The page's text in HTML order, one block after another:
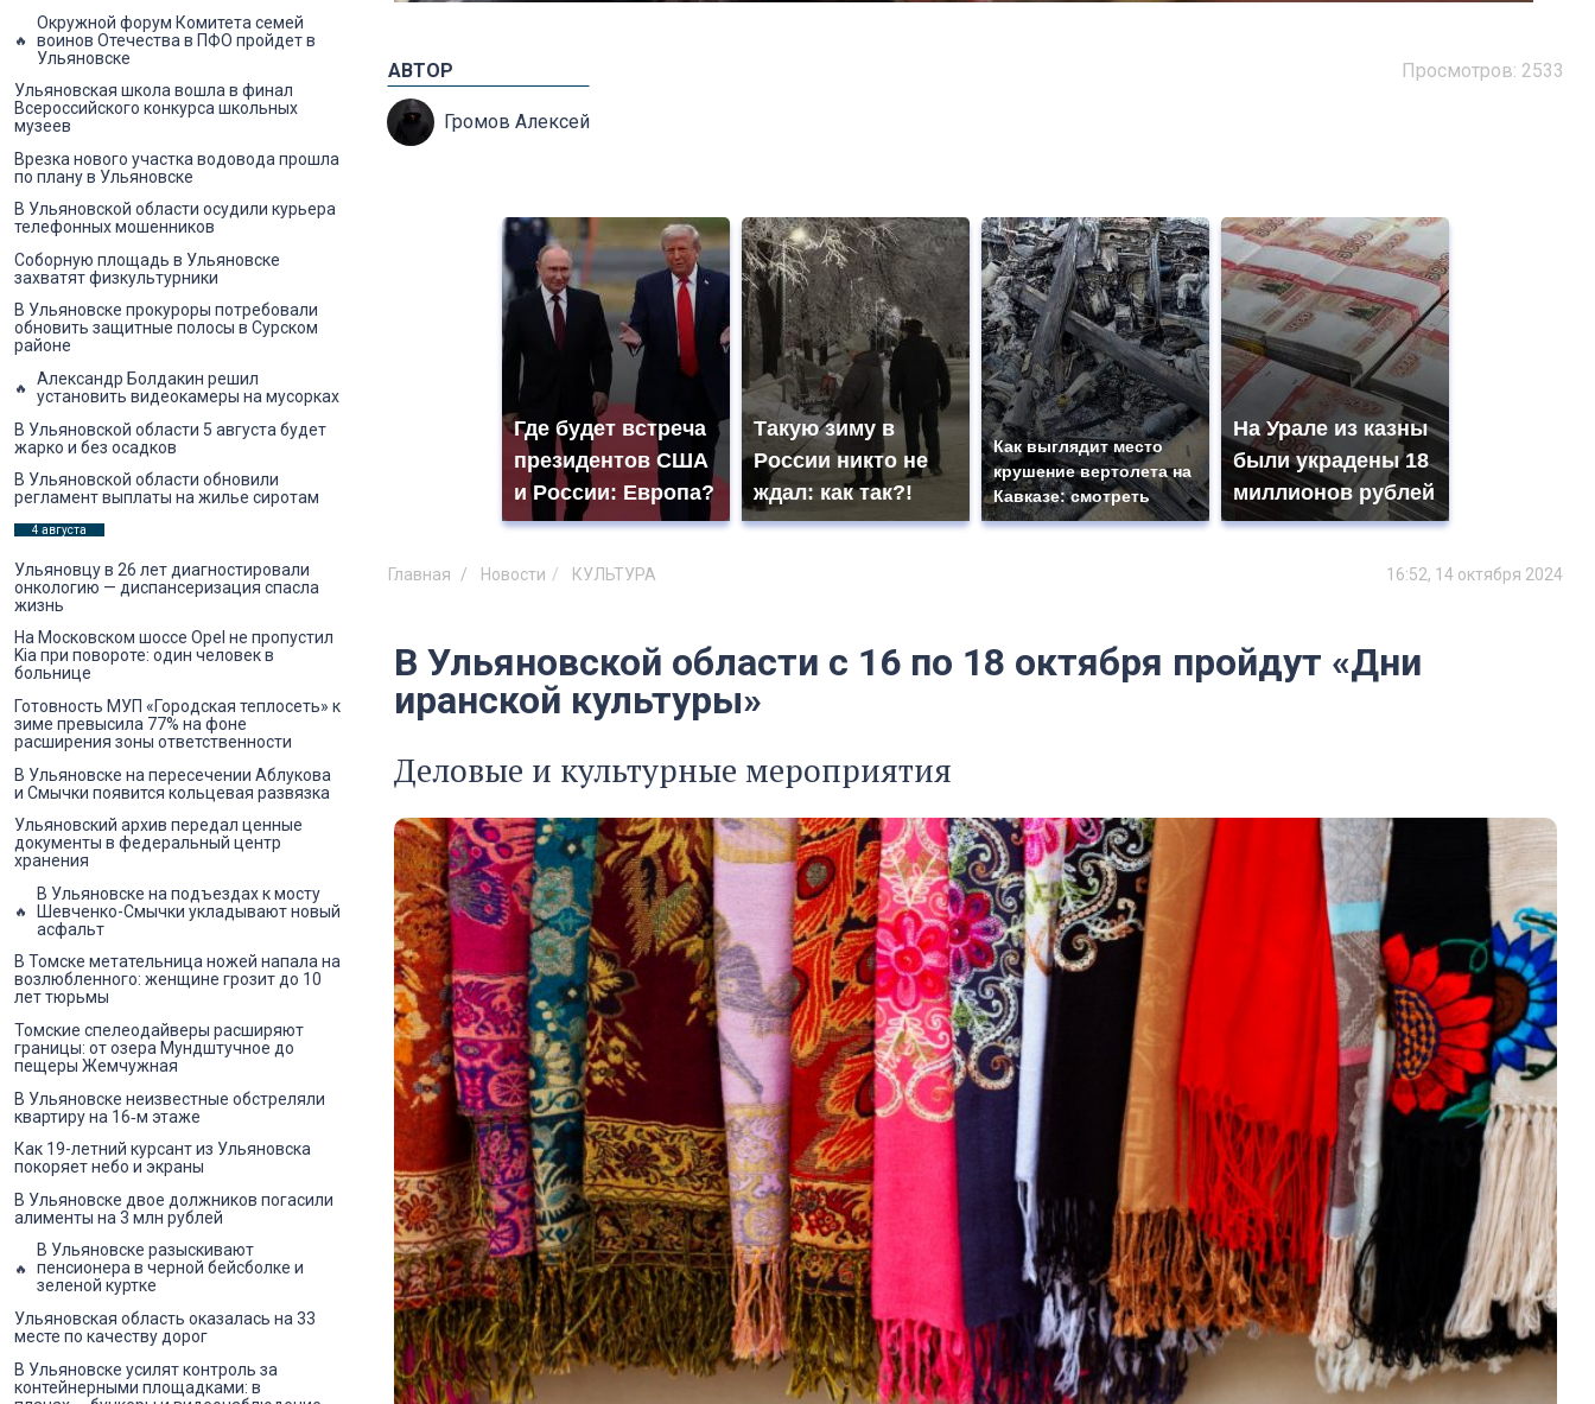
Просмотров: 2533
АВТОР
Громов Алексей
Где будет встреча
президентов США
и России: Европа?
Такую зиму в
России никто не
ждал: как так?!
Как выглядит место
крушение вертолета на
Кавказе: смотреть
На Урале из казны
были украдены 18
миллионов рублей
Главная Новости КУЛЬТУРА 16:52, 14 октября 2024
В Ульяновской области с 16 по 18 октября пройдут «Дни
иранской культуры»
Деловые и культурные мероприятия
Окружной форум Комитета семей
воинов Отечества в ПФО пройдет в
Ульяновске
Ульяновская школа вошла в финал
Всероссийского конкурса школьных
музеев
Врезка нового участка водовода прошла
по плану в Ульяновске
В Ульяновской области осудили курьера
телефонных мошенников
Соборную площадь в Ульяновске
захватят физкультурники
В Ульяновске прокуроры потребовали
обновить защитные полосы в Сурском
районе
Александр Болдакин решил
установить видеокамеры на мусорках
В Ульяновской области 5 августа будет
жарко и без осадков
В Ульяновской области обновили
регламент выплаты на жилье сиротам
4 августа
Ульяновцу в 26 лет диагностировали
онкологию — диспансеризация спасла
жизнь
На Московском шоссе Opel не пропустил
Kia при повороте: один человек в
больнице
Готовность МУП «Городская теплосеть» к
зиме превысила 77% на фоне
расширения зоны ответственности
В Ульяновске на пересечении Аблукова
и Смычки появится кольцевая развязка
Ульяновский архив передал ценные
документы в федеральный центр
хранения
В Ульяновске на подъездах к мосту
Шевченко-Смычки укладывают новый
асфальт
В Томске метательница ножей напала на
возлюбленного: женщине грозит до 10
лет тюрьмы
Томские спелеодайверы расширяют
границы: от озера Мундштучное до
пещеры Жемчужная
В Ульяновске неизвестные обстреляли
квартиру на 16‑м этаже
Как 19-летний курсант из Ульяновска
покоряет небо и экраны
В Ульяновске двое должников погасили
алименты на 3 млн рублей
В Ульяновске разыскивают
пенсионера в черной бейсболке и
зеленой куртке
Ульяновская область оказалась на 33
месте по качеству дорог
В Ульяновске усилят контроль за
контейнерными площадками: в